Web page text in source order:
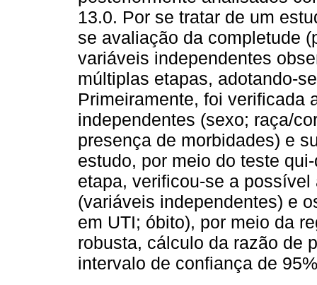
13.0. Por se tratar de um
se avaliação da completude
variáveis independentes
múltiplas etapas, adotando-
Primeiramente, foi verificada
independentes (sexo; raça/
presença de morbidades) e
estudo, por meio do teste
etapa, verificou-se a
(variáveis independentes) e
em UTI; óbito), por meio da
robusta, cálculo da razão de
intervalo de confiança de